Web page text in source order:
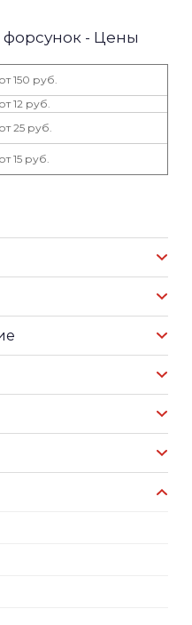
форсунок - Цены
от 150 руб.
от 12 руб.
от 25 руб.
от 15 руб.